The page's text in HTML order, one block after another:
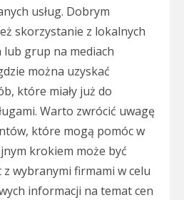
usług. Dobrym
skorzystanie z lokalnych
grup na mediach
można uzyskać
które miały już do
Warto zwrócić uwagę
które mogą pomóc w
krokiem może być
wybranymi firmami w celu
informacji na temat cen